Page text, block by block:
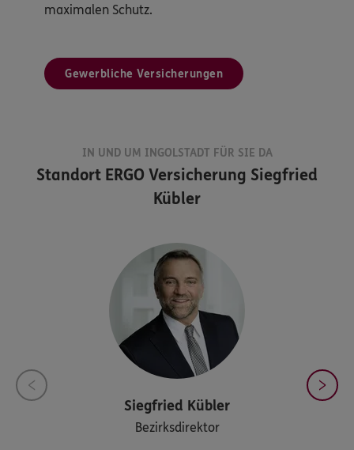
maximalen Schutz.
Gewerbliche Versicherungen
IN UND UM INGOLSTADT FÜR SIE DA
Standort ERGO Versicherung Siegfried
Kübler
Siegfried Kübler
Bezirksdirektor